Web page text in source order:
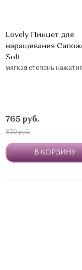
Lovely Пинцет для
наращивания
Soft
мягкая степень нажатия
765 руб.
850 руб.
В КОРЗИНУ